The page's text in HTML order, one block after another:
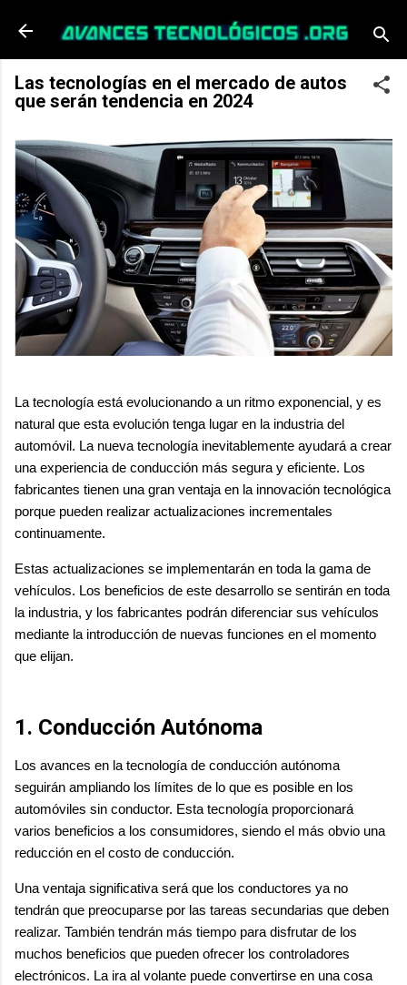
Ir al contenido principal
Las tecnologías en el mercado de autos
que serán tendencia en 2024
La tecnología está evolucionando a un ritmo exponencial, y es
natural que esta evolución tenga lugar en la industria del
automóvil. La nueva tecnología inevitablemente ayudará a crear
una experiencia de conducción más segura y eficiente. Los
fabricantes tienen una gran ventaja en la innovación tecnológica
porque pueden realizar actualizaciones incrementales
continuamente.
Estas actualizaciones se implementarán en toda la gama de
vehículos. Los beneficios de este desarrollo se sentirán en toda
la industria, y los fabricantes podrán diferenciar sus vehículos
mediante la introducción de nuevas funciones en el momento
que elijan.
1. Conducción Autónoma
Los avances en la tecnología de conducción autónoma
seguirán ampliando los límites de lo que es posible en los
automóviles sin conductor. Esta tecnología proporcionará
varios beneficios a los consumidores, siendo el más obvio una
reducción en el costo de conducción.
Una ventaja significativa será que los conductores ya no
tendrán que preocuparse por las tareas secundarias que deben
realizar. También tendrán más tiempo para disfrutar de los
muchos beneficios que pueden ofrecer los controladores
electrónicos. La ira al volante puede convertirse en una cosa